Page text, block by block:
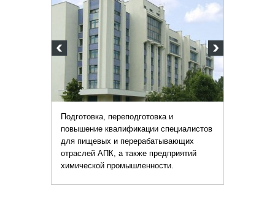
Подготовка, переподготовка и
повышение квалификации специалистов
для пищевых и перерабатывающих
отраслей АПК, а также предприятий
химической промышленности.